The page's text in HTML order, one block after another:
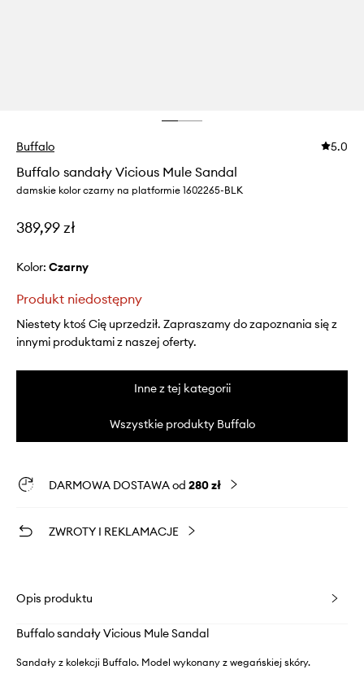
Buffalo 5.0
Buffalo sandały Vicious Mule Sandal
damskie kolor czarny na platformie 1602265-BLK
389,99 zł
Kolor: czarny
Produkt niedostępny
Niestety ktoś Cię uprzedził. Zapraszamy do zapoznania się z
innymi produktami z naszej oferty.
Inne z tej kategorii
Wszystkie produkty Buffalo
DARMOWA DOSTAWA od 280 zł
ZWROTY I REKLAMACJE
Opis produktu
Buffalo sandały Vicious Mule Sandal
Sandały z kolekcji Buffalo. Model wykonany z wegańskiej skóry.